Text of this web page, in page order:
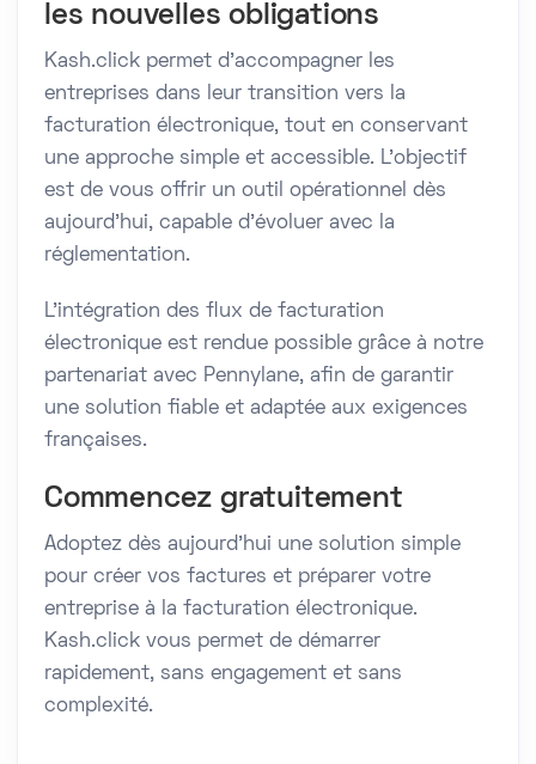
les nouvelles obligations
Kash.click permet d’accompagner les
entreprises dans leur transition vers la
facturation électronique, tout en conservant
une approche simple et accessible. L’objectif
est de vous offrir un outil opérationnel dès
aujourd’hui, capable d’évoluer avec la
réglementation.
L’intégration des flux de facturation
électronique est rendue possible grâce à notre
partenariat avec Pennylane, afin de garantir
une solution fiable et adaptée aux exigences
françaises.
Commencez gratuitement
Adoptez dès aujourd’hui une solution simple
pour créer vos factures et préparer votre
entreprise à la facturation électronique.
Kash.click vous permet de démarrer
rapidement, sans engagement et sans
complexité.